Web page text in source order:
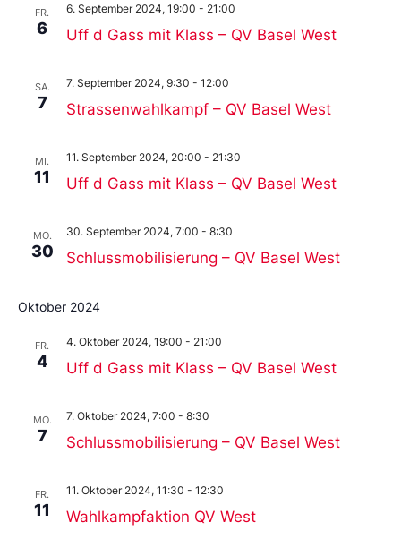
FR.
6 Uff d Gass mit Klass – QV Basel West
6. September 2024, 19:00 - 21:00
SA.
7 Strassenwahlkampf – QV Basel West
7. September 2024, 9:30 - 12:00
MI.
11 Uff d Gass mit Klass – QV Basel West
11. September 2024, 20:00 - 21:30
MO.
30 Schlussmobilisierung – QV Basel West
30. September 2024, 7:00 - 8:30
Oktober 2024
FR.
4 Uff d Gass mit Klass – QV Basel West
4. Oktober 2024, 19:00 - 21:00
MO.
7 Schlussmobilisierung – QV Basel West
7. Oktober 2024, 7:00 - 8:30
FR.
11 Wahlkampfaktion QV West
11. Oktober 2024, 11:30 - 12:30